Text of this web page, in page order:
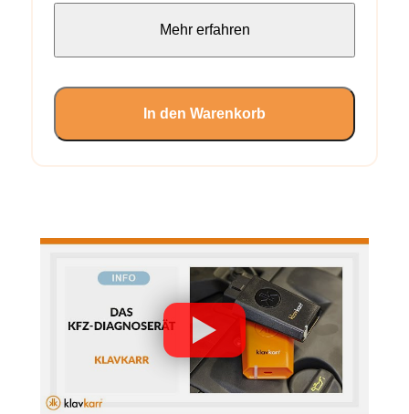
Mehr erfahren
In den Warenkorb